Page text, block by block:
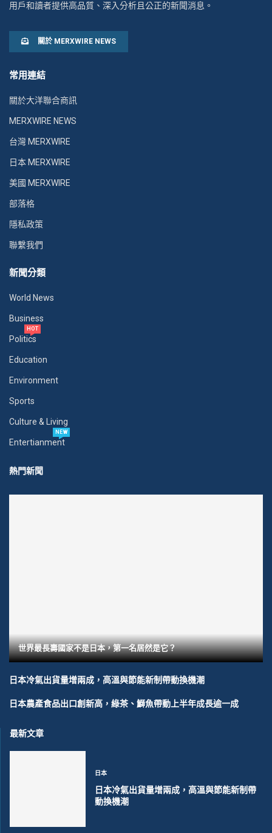
用戶和讀者提供高品質、深入分析且公正的新聞消息。
關於 MERXWIRE NEWS
常用連結
關於大洋聯合商訊
MERXWIRE NEWS
台灣 MERXWIRE
日本 MERXWIRE
美國 MERXWIRE
部落格
隱私政策
聯繫我們
新聞分類
World News
Business
Politics
HOT
Education
Environment
Sports
Culture & Living
Entertianment
NEW
熱門新聞
世界最長壽國家不是日本，第一名居然是它？
日本冷氣出貨量增兩成，高溫與節能新制帶動換機潮
日本農產食品出口創新高，綠茶、鰤魚帶動上半年成長逾一成
最新文章
日本
日本冷氣出貨量增兩成，高溫與節能新制帶
動換機潮